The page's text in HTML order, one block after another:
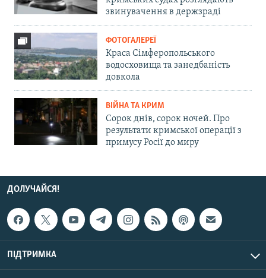
звинувачення в держзраді
ФОТОГАЛЕРЕЇ
Краса Сімферопольського
водосховища та занедбаність
довкола
ВІЙНА ТА КРИМ
Сорок днів, сорок ночей. Про
результати кримської операції з
примусу Росії до миру
ДОЛУЧАЙСЯ!
ПІДТРИМКА